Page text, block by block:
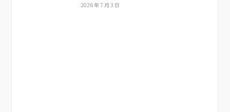
2026 年 7 月 3 日